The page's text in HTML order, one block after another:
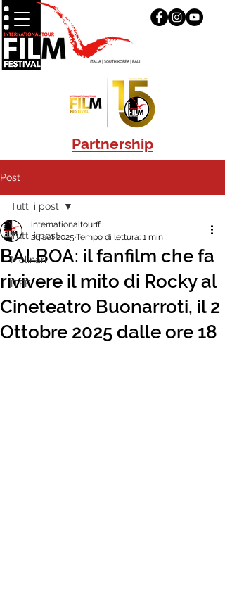
Partnership
Post
Tutti i post
Molinari
ITFF
Tutti i post
BALBOA: il fanfilm che fa
rivivere il mito di Rocky al
Cineteatro Buonarroti, il 2
Ottobre 2025 dalle ore 18
internationaltourff
26 set 2025 Tempo di lettura: 1 min